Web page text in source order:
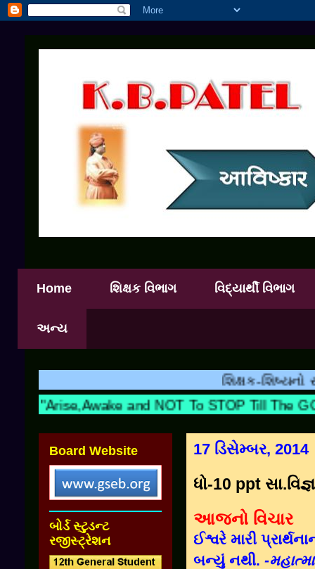
Home શિક્ષક વિભાગ વિદ્યાર્થી વિભાગ
અન્ય
શિક્ષક-શિષ્યનો સંબંધ
"Arise,Awake and NOT To STOP Till
17 ડિસેમ્બર, 2014
ધો-10 ppt
આજનો વિચાર
ઈશ્વરે મારી
બન્યું નથી. -
Board Website
બોર્ડ સ્ટુડન્ટ
રજીસ્ટ્રેશન